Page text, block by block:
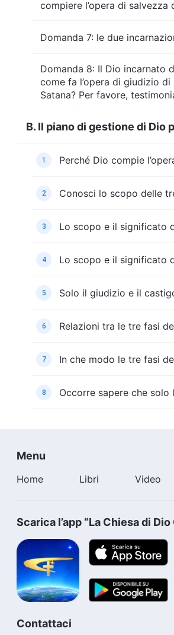
compiere l’opera di
Domanda 7: le due
Domanda 8: Il Dio incarnato
come fa l’opera di giudizio
Satana? Per favore,
B. Il piano di gestione di Dio
1 Perché Dio compie
2 Conosci lo scopo delle
3 Lo scopo e il significato
4 Lo scopo e il significato
5 Solo il giudizio e il
6 Relazioni tra le tre fasi
7 In che modo le tre fasi
8 Occorre sapere che solo
Menu
Home Libri Video
Scarica l’app “La Chiesa di
Contattaci